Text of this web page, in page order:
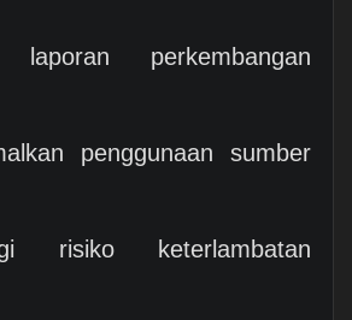
laporan perkembangan
penggunaan sumber
risiko keterlambatan